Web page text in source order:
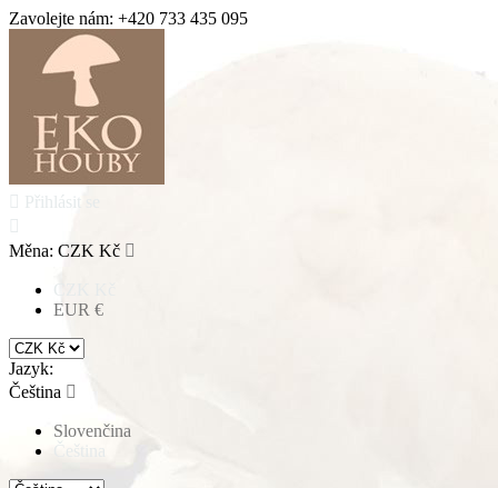
Zavolejte nám: +420 733 435 095
Přihlásit se
Měna: CZK Kč 
CZK Kč
EUR €
Jazyk:
Čeština 
Slovenčina
Čeština